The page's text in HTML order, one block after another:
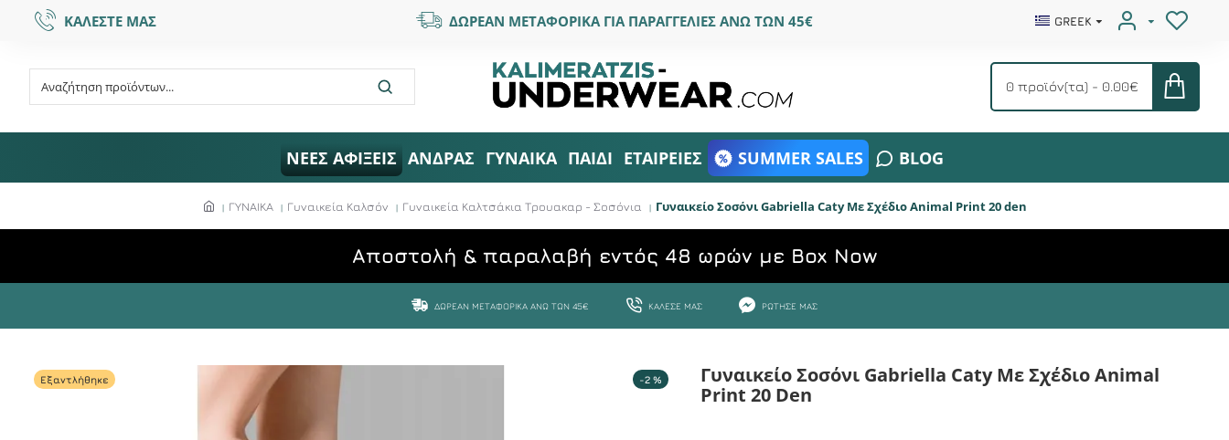
ΚΑΛΕΣΤΕ ΜΑΣ ΔΩΡΕΑΝ ΜΕΤΑΦΟΡΙΚΑ ΓΙΑ ΠΑΡΑΓΓΕΛΙΕΣ ΑΝΩ ΤΩΝ 45€ GREEK
0 προϊόν(τα) - 0.00€
ΝΕΕΣ ΑΦΙΞΕΙΣ ΑΝΔΡΑΣ ΓΥΝΑΙΚΑ ΠΑΙΔΙ ΕΤΑΙΡΕΙΕΣ SUMMER SALES BLOG
ΓΥΝΑΙΚΑ Γυναικεία Καλσόν Γυναικεία Καλτσάκια Τρουακαρ - Σοσόνια Γυναικείο Σοσόνι Gabriella Caty Με Σχέδιο Animal Print 20 den
Aποστολή & παραλαβή εντός 48 ωρών με Box Now
ΔΩΡΕΆΝ ΜΕΤΑΦΟΡΙΚΆ ΆΝΩ ΤΩΝ 45€ ΚΆΛΕΣΕ ΜΑΣ ΡΏΤΗΣΕ ΜΑΣ
-2 %
Εξαντλήθηκε
Γυναικείο Σοσόνι Gabriella Caty Με Σχέδιο Animal
Print 20 Den